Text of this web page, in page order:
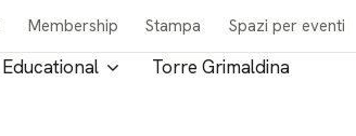
Membership Stampa Spazi per eventi
Educational Torre Grimaldina